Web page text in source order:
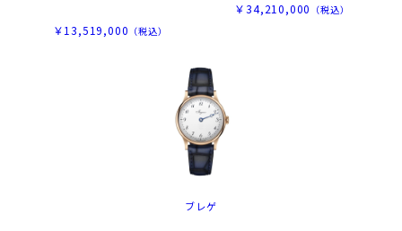
￥13,519,000 （税込）
￥34,210,000 （税込）
ブレゲ